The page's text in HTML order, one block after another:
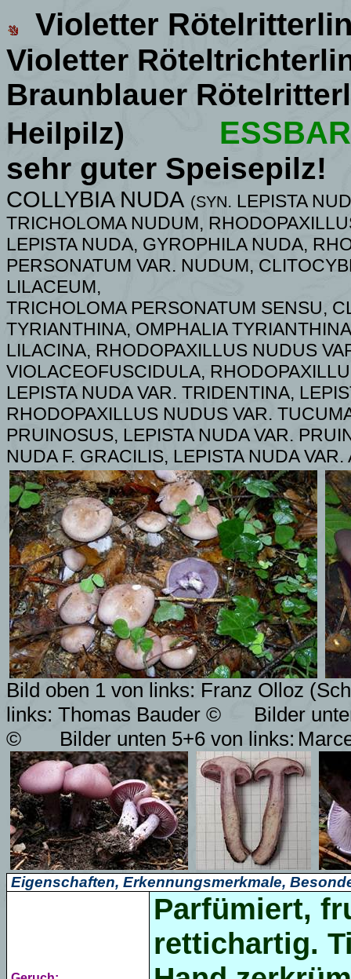
Violetter
Violetter
Braunblauer
Heilpilz)
sehr guter Speisepilz!
COLLYBIA NUDA (SYN. LEPISTA
TRICHOLOMA NUDUM,
LEPISTA NUDA, GYROPHILA NUDA,
PERSONATUM VAR. NUDUM,
LILACEUM,
TRICHOLOMA PERSONATUM SENSU,
TYRIANTHINA, OMPHALIA
LILACINA, RHODOPAXILLUS NUDUS
VIOLACEOFUSCIDULA,
LEPISTA NUDA VAR. TRIDENTINA,
RHODOPAXILLUS NUDUS VAR.
PRUINOSUS, LEPISTA NUDA VAR.
NUDA F. GRACILIS, LEPISTA NUDA
Bild oben 1 von links: Franz Olloz
links: Thomas Bauder ©
Bilder
©
Bilder unten 5+6 von links:
Eigenschaften, Erkennungsmerkmale,
Parfümiert,
rettichartig.